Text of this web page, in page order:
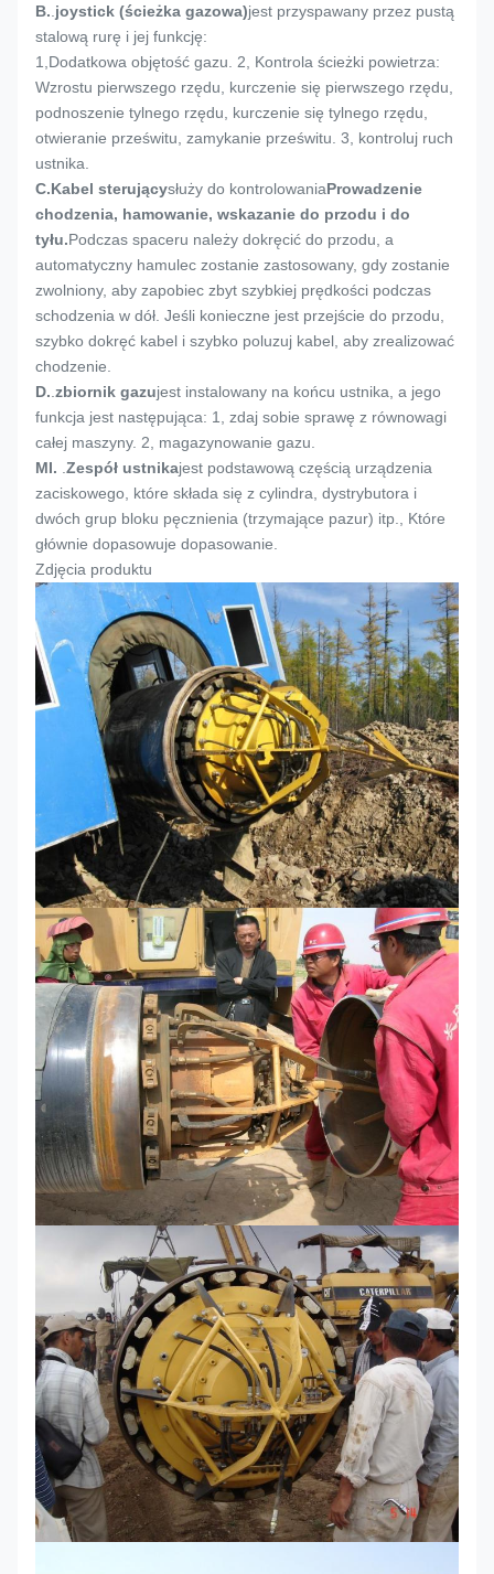
B. joystick (ścieżka gazowa)jest przyspawany przez pustą
stalową rurę i jej funkcję:
1, Dodatkowa objętość gazu. 2, Kontrola ścieżki powietrza:
Wzrostu pierwszego rzędu, kurczenie się pierwszego rzędu,
podnoszenie tylnego rzędu, kurczenie się tylnego rzędu,
otwieranie prześwitu, zamykanie prześwitu. 3, kontroluj ruch
ustnika.
C.Kabel sterującysłuży do kontrolowaniaProwadzenie
chodzenia, hamowanie, wskazanie do przodu i do
tyłu.Podczas spaceru należy dokręcić do przodu, a
automatyczny hamulec zostanie zastosowany, gdy zostanie
zwolniony, aby zapobiec zbyt szybkiej prędkości podczas
schodzenia w dół. Jeśli konieczne jest przejście do przodu,
szybko dokręć kabel i szybko poluzuj kabel, aby zrealizować
chodzenie.
D. zbiornik gazujest instalowany na końcu ustnika, a jego
funkcja jest następująca: 1, zdaj sobie sprawę z równowagi
całej maszyny. 2, magazynowanie gazu.
MI. Zespół ustnikajest podstawową częścią urządzenia
zaciskowego, które składa się z cylindra, dystrybutora i
dwóch grup bloku pęcznienia (trzymające pazur) itp., Które
głównie dopasowuje dopasowanie.
Zdjęcia produktu